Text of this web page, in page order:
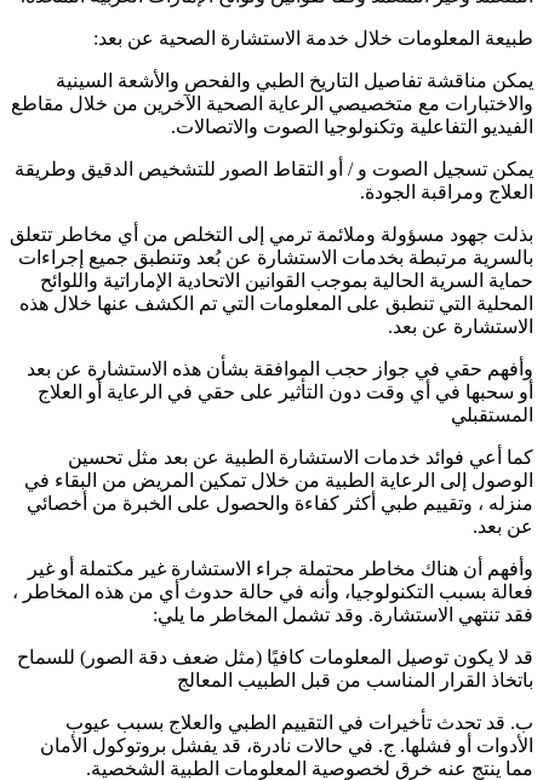
طبيعة المعلومات خلال خدمة الاستشارة الصحية عن بعد:
يمكن مناقشة تفاصيل التاريخ الطبي والفحص والأشعة السينية
والاختبارات مع متخصيصي الرعاية الصحية الآخرين من خلال مقاطع
الفيديو التفاعلية وتكنولوجيا الصوت والاتصالات.
يمكن تسجيل الصوت و / أو التقاط الصور للتشخيص الدقيق وطريقة
العلاج ومراقبة الجودة.
بذلت جهود مسؤولة وملائمة ترمي إلى التخلص من أي مخاطر تتعلق
بالسرية مرتبطة بخدمات الاستشارة عن بُعد وتنطبق جميع إجراءات
حماية السرية الحالية بموجب القوانين الاتحادية الإماراتية واللوائح
المحلية التي تنطبق على المعلومات التي تم الكشف عنها خلال هذه
الاستشارة عن بعد.
وأفهم حقي في جواز حجب الموافقة بشأن هذه الاستشارة عن بعد
أو سحبها في أي وقت دون التأثير على حقي في الرعاية أو العلاج
المستقبلي
كما أعي فوائد خدمات الاستشارة الطبية عن بعد مثل تحسين
الوصول إلى الرعاية الطبية من خلال تمكين المريض من البقاء في
منزله ، وتقييم طبي أكثر كفاءة والحصول على الخبرة من أخصائي
عن بعد.
وأفهم أن هناك مخاطر محتملة جراء الاستشارة غير مكتملة أو غير
فعالة بسبب التكنولوجيا، وأنه في حالة حدوث أي من هذه المخاطر ،
فقد تنتهي الاستشارة. وقد تشمل المخاطر ما يلي:
قد لا يكون توصيل المعلومات كافيًا (مثل ضعف دقة الصور) للسماح
باتخاذ القرار المناسب من قبل الطبيب المعالج
ب. قد تحدث تأخيرات في التقييم الطبي والعلاج بسبب عيوب
الأدوات أو فشلها. ج. في حالات نادرة، قد يفشل بروتوكول الأمان
مما ينتج عنه خرق لخصوصية المعلومات الطبية الشخصية.